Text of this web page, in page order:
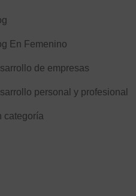
En Femenino
de empresas
personal y profesional
categoría